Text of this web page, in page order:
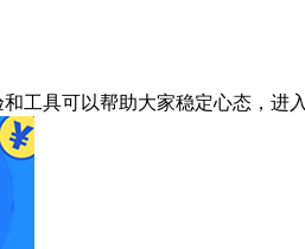
工具可以帮助大家稳定心态，进